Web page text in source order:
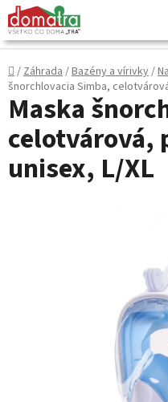
Prejsť
na
obsah
Domov
/Záhrada/Bazény a vírivky/
šnorchlovacia Simba,
Maska
celotvárová,
unisex, L/XL